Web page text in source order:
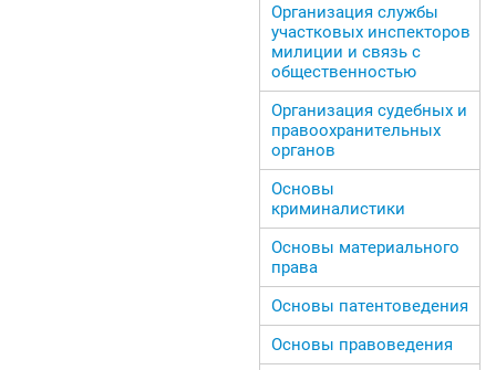
Организация службы
участковых инспекторов
милиции и связь с
общественностью
Организация судебных и
правоохранительных
органов
Основы
криминалистики
Основы материального
права
Основы патентоведения
Основы правоведения